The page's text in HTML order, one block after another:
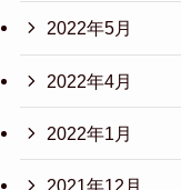
2022年5月
2022年4月
2022年1月
2021年12月